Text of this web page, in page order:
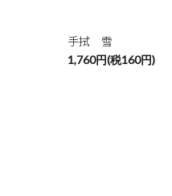
手拭 雪
1,760円(税160円)